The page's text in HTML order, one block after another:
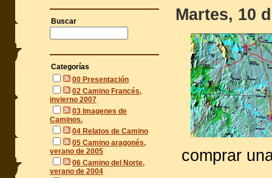
Buscar
Categorías
00 Presentación
02 Camino Francés,
invierno 2007
03 Imagenes de
Caminos.
04 Relatos de Camino
05 Camino aragonés,
verano de 2005
06 Camino del Norte,
verano de 2004
Martes, 10
comprar